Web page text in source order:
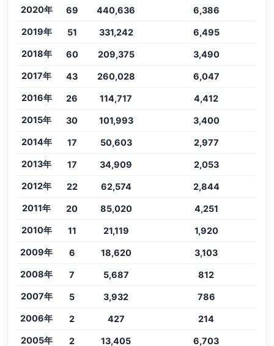
2020年 69 440,636 6,386
2019年 51 331,242 6,495
2018年 60 209,375 3,490
2017年 43 260,028 6,047
2016年 26 114,717 4,412
2015年 30 101,993 3,400
2014年 17 50,603 2,977
2013年 17 34,909 2,053
2012年 22 62,574 2,844
2011年 20 85,020 4,251
2010年 11 21,119 1,920
2009年 6 18,620 3,103
2008年 7 5,687 812
2007年 5 3,932 786
2006年 2 427 214
2005年 2 13,405 6,703